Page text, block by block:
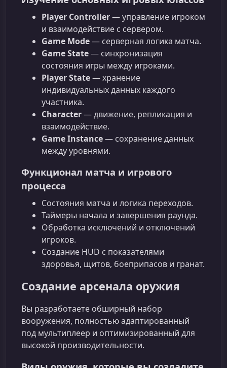
Player Controller— управление игроком
и взаимодействие с сервером.
Game Mode— серверная логика матча.
Game State— синхронизация
состояния игры между игроками.
Player State— хранение
индивидуальных данных каждого
участника.
Character— движение, репликация и
взаимодействие.
Game Instance— сохранение данных
между уровнями.
Функционал матча и игрового
процесса
Состояния матча и логика переходов.
Таймеры начала и завершения раунда.
Обработка исключений и отключений
игроков.
Создание HUD с показателями
здоровья, щитов, боеприпасов и гранат.
Создание арсенала оружия
Вы разработаете обширный набор
вооружения, полностью адаптированный
под мультиплеер и оптимизированный для
высокой производительности.